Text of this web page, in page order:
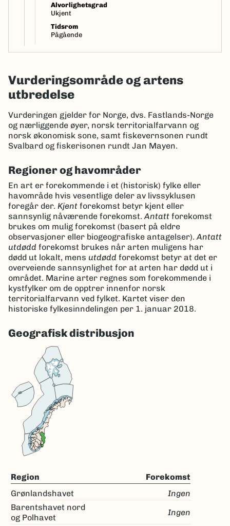
Alvorlighetsgrad
Ukjent
Tidsrom
Pågående
Vurderingsområde og artens
utbredelse
Vurderingen gjelder for Norge, dvs. Fastlands-Norge
og nærliggende øyer, norsk territorialfarvann og
norsk økonomisk sone, samt fiskevernsonen rundt
Svalbard og fiskerisonen rundt Jan Mayen.
Regioner og havområder
En art er forekommende i et (historisk) fylke eller
havområde hvis vesentlige deler av livssyklusen
foregår der. Kjent forekomst betyr kjent eller
sannsynlig nåværende forekomst.Antatt forekomst
brukes om mulig forekomst (basert på eldre
observasjoner eller biogeografiske antagelser).Antatt
utdødd forekomst brukes når arten muligens har
dødd ut lokalt, mens utdødd forekomst betyr at det er
overveiende sannsynlighet for at arten har dødd ut i
området. Marine arter regnes som forekommende i
kystfylker om de opptrer innenfor norsk
territorialfarvann ved fylket. Kartet viser den
historiske fylkesinndelingen per 1. januar 2018.
Geografisk distribusjon
Region
Forekomst
Grønlandshavet
Ingen
Barentshavet nord
og Polhavet
Ingen